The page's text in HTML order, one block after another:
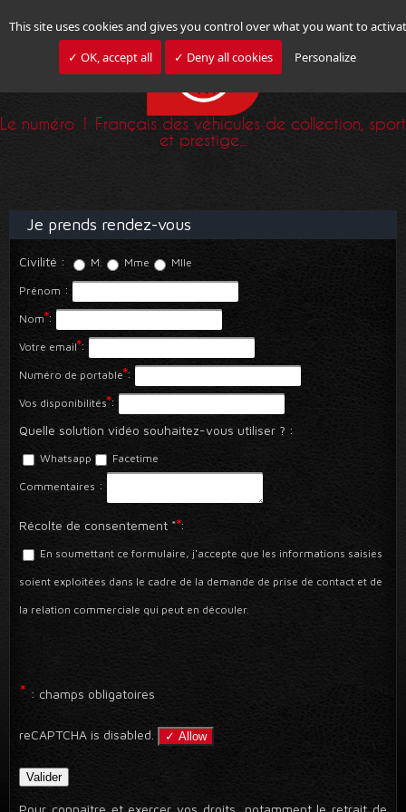
This site uses cookies and gives you control over what you want to
✓ OK, accept all
✓ Deny all cookies Personalize
Le numéro 1 Français des véhicules de collection, sport
et prestige...
Je prends rendez-vous
Civilité : M. Mme Mlle
Prénom :
Nom*
:
Votre email*
:
Numéro de portable*
:
Vos disponibilités*
:
Quelle solution vidéo souhaitez-vous utiliser ? :
Whatsapp Facetime
Commentaires :
Récolte de consentement **
:
En soumettant ce formulaire, j'accepte que les informations saisies
soient exploitées dans le cadre de la demande de prise de contact et de
la relation commerciale qui peut en découler.
* : champs obligatoires
reCAPTCHA is disabled. ✓ Allow
Pour connaître et exercer vos droits, notamment le retrait de